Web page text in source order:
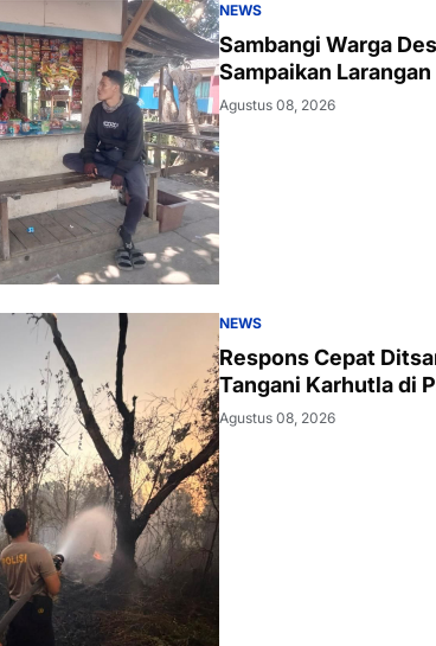
NEWS
Sambangi Warga
Sampaikan
Agustus 08, 2026
NEWS
Respons Cepat
Tangani Karhutla di
Agustus 08, 2026